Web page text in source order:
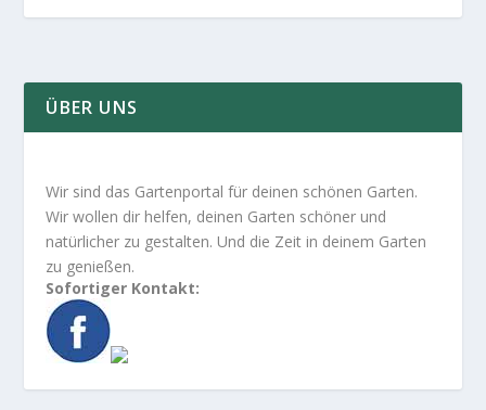
ÜBER UNS
Wir sind das Gartenportal für deinen schönen Garten.
Wir wollen dir helfen, deinen Garten schöner und
natürlicher zu gestalten. Und die Zeit in deinem Garten
zu genießen.
Sofortiger Kontakt: